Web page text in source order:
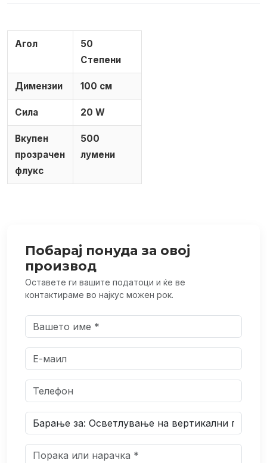
Агол
50
Степени
Димензии 100 см
Сила 20 W
Вкупен
прозрачен
флукс
500
лумени
Побарај понуда за овој
производ
Оставете ги вашите податоци и ќе ве
контактираме во најкус можен рок.